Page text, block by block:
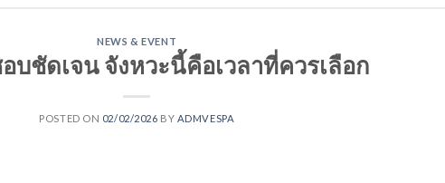
NEWS & EVENT
บชัดเจน จังหวะนี้คือเวลาที่ควรเลือก
POSTED ON 02/02/2026 BY ADMVESPA